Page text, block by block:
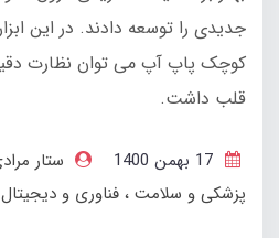
جدیدی را توسعه دادند. در این
کوچک پاپ آپ می توان نظارت
قلب داشت.
ستار
پزشکی و سلامت فناوری و دیجیتال